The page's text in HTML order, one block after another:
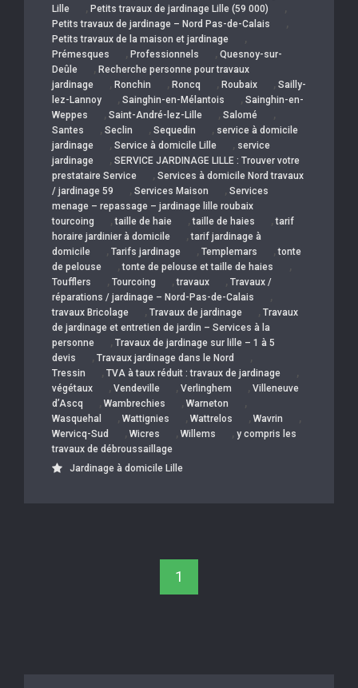
Lille
, Petits travaux de jardinage Lille (59 000) ,
Petits travaux de jardinage – Nord Pas-de-Calais ,
Petits travaux de la maison et jardinage ,
Prémesques , Professionnels , Quesnoy-sur-
Deûle
, Recherche personne pour travaux
jardinage
, Ronchin , Roncq , Roubaix , Sailly-
lez-Lannoy
, Sainghin-en-Mélantois , Sainghin-en-
Weppes
, Saint-André-lez-Lille , Salomé ,
Santes , Seclin , Sequedin , service à domicile
jardinage
, Service à domicile Lille , service
jardinage
, SERVICE JARDINAGE LILLE : Trouver votre
prestataire Service
, Services à domicile Nord travaux
/ jardinage 59
, Services Maison , Services
menage – repassage – jardinage lille roubaix
tourcoing
,taille de haie ,taille de haies ,tarif
horaire jardinier à domicile
,tarif jardinage à
domicile
, Tarifs jardinage , Templemars ,tonte
de pelouse
,tonte de pelouse et taille de haies ,
Toufflers , Tourcoing ,travaux , Travaux /
réparations / jardinage – Nord-Pas-de-Calais
,
travaux Bricolage , Travaux de jardinage , Travaux
de jardinage et entretien de jardin – Services à la
personne
, Travaux de jardinage sur lille – 1 à 5
devis
, Travaux jardinage dans le Nord ,
Tressin , TVA à taux réduit : travaux de jardinage ,
végétaux , Vendeville , Verlinghem , Villeneuve
d’Ascq
, Wambrechies , Warneton ,
Wasquehal , Wattignies , Wattrelos , Wavrin ,
Wervicq-Sud , Wicres , Willems , y compris les
travaux de débroussaillage
Jardinage à domicile Lille
1